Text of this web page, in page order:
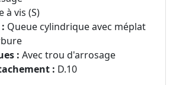
à vis (S)
Queue cylindrique avec méplat
: Avec trou d'arrosage
: D.10